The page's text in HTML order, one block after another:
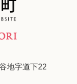
地字道下22